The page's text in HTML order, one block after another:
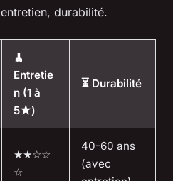
durabilité.
🧹
Entretie
n (1 à
5★)
⏳ Durabilité
★★☆☆
☆
40-60 ans
(avec